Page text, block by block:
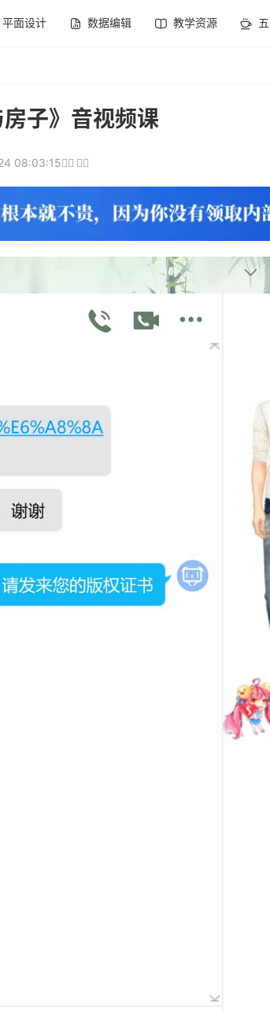
平面设计 数据编辑 教学资源
房子》音视频课
08:03:15